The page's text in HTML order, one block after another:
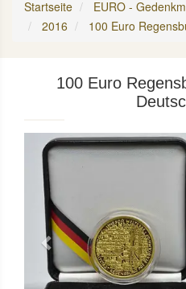
Startseite EURO -
2016
100 Euro
100 Euro
Previous